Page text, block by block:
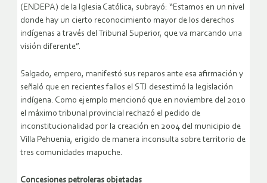
(ENDEPA) de la Iglesia Católica, subrayó: “Estamos en un nivel
donde hay un cierto reconocimiento mayor de los derechos
indígenas a través del Tribunal Superior, que va marcando una
visión diferente”.
Salgado, empero, manifestó sus reparos ante esa afirmación y
señaló que en recientes fallos el STJ desestimó la legislación
indígena. Como ejemplo mencionó que en noviembre del 2010
el máximo tribunal provincial rechazó el pedido de
inconstitucionalidad por la creación en 2004 del municipio de
Villa Pehuenia, erigido de manera inconsulta sobre territorio de
tres comunidades mapuche.
Concesiones petroleras objetadas